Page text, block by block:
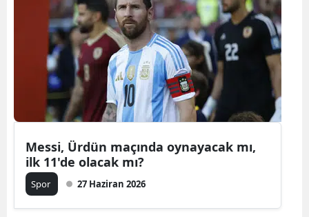
Messi, Ürdün maçında oynayacak mı,
ilk 11'de olacak mı?
Spor 27 Haziran 2026